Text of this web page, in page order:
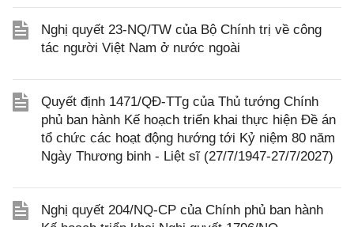
Nghị quyết 23-NQ/TW của Bộ Chính trị về công
tác người Việt Nam ở nước ngoài
Quyết định 1471/QĐ-TTg của Thủ tướng Chính
phủ ban hành Kế hoạch triển khai thực hiện Đề án
tổ chức các hoạt động hướng tới Kỷ niệm 80 năm
Ngày Thương binh - Liệt sĩ (27/7/1947-27/7/2027)
Nghị quyết 204/NQ-CP của Chính phủ ban hành